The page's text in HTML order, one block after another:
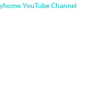
YouTube Channel